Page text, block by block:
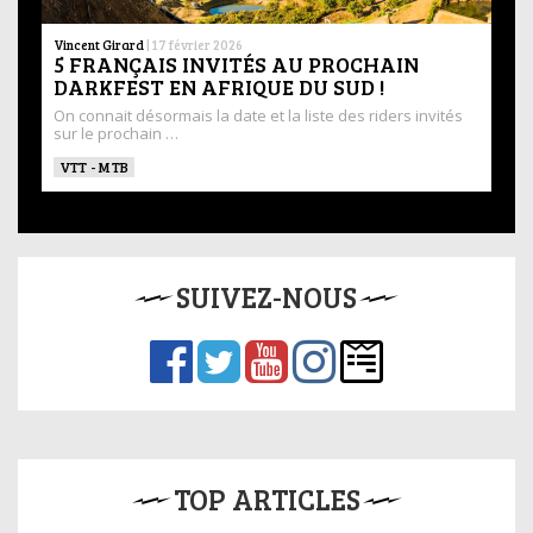
Vincent Girard | 17 février 2026
5 FRANÇAIS INVITÉS AU PROCHAIN
DARKFEST EN AFRIQUE DU SUD !
On connait désormais la date et la liste des riders invités
sur le prochain …
VTT - MTB
SUIVEZ-NOUS
TOP ARTICLES